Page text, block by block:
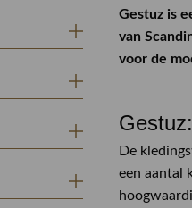
Gestuz is
van
voor de
De
een aantal